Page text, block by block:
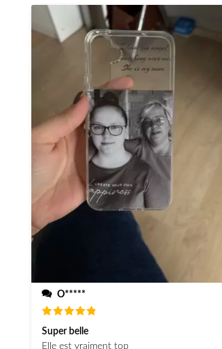
O*****
Note
5
sur 5
Super belle
Elle est vraiment top